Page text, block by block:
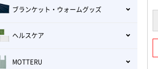
ブランケット・ウォームグッズ
ヘルスケア
MOTTERU